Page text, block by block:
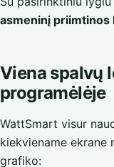
asmeninį priimtinos
Viena spalvų
programėlėje
WattSmart visur
kiekviename ekrane
grafiko: